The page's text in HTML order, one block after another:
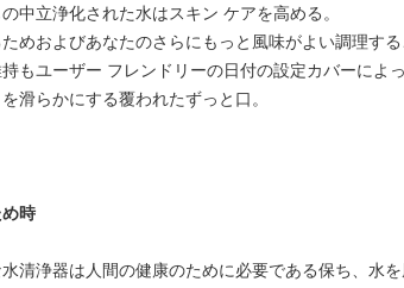
中立浄化された水はスキン ケアを高める。
めおよびあなたのさらにもっと風味がよい調理する
もユーザー フレンドリーの日付の設定カバーによ
滑らかにする覆われたずっと口。
時
清浄器は人間の健康のために必要である保ち、水